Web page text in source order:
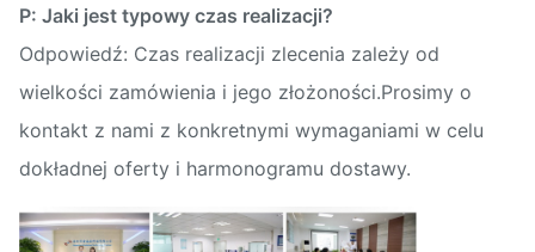
P: Jaki jest typowy czas realizacji?
Odpowiedź: Czas realizacji zlecenia zależy od
wielkości zamówienia i jego złożoności.Prosimy o
kontakt z nami z konkretnymi wymaganiami w celu
dokładnej oferty i harmonogramu dostawy.